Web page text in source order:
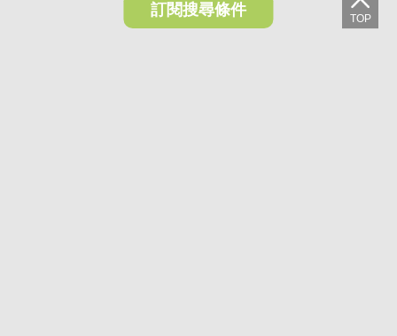
訂閱搜尋條件